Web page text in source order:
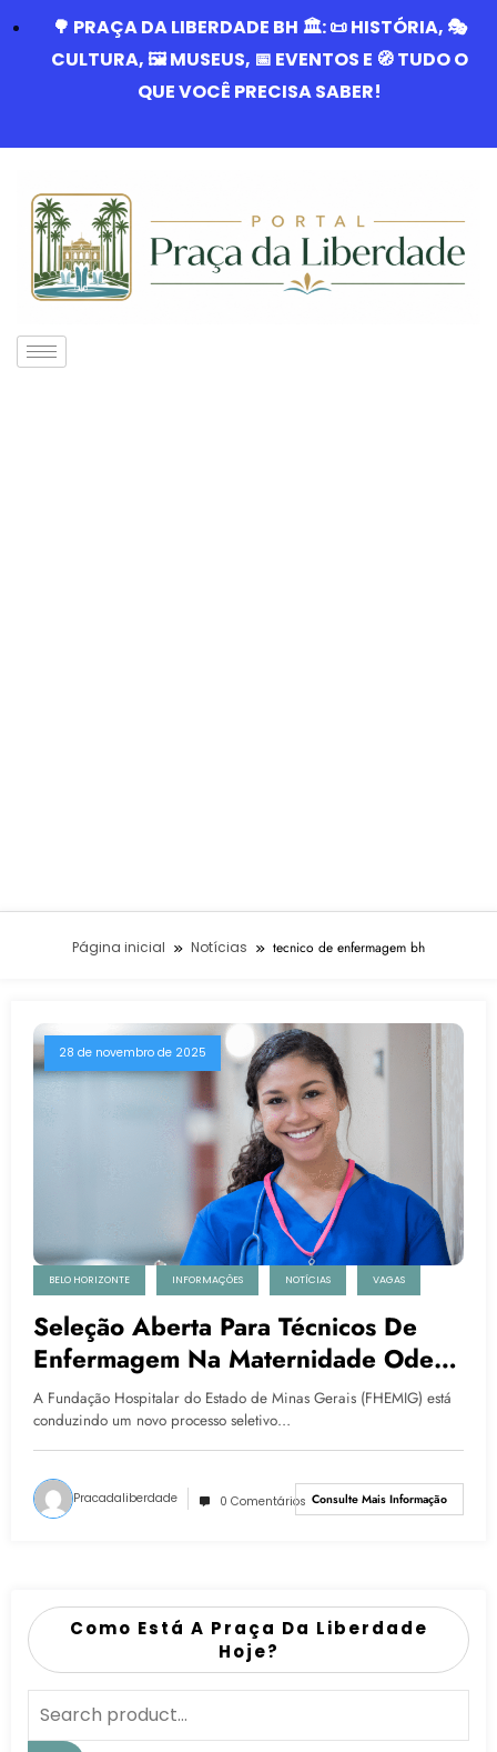
🌳 PRAÇA DA LIBERDADE BH 🏛️: 📜 HISTÓRIA, 🎭
CULTURA, 🖼️ MUSEUS, 📅 EVENTOS E 🧭 TUDO O
QUE VOCÊ PRECISA SABER!
Página inicial Notícias tecnico de enfermagem bh
28 de novembro de 2025
BELO HORIZONTE INFORMAÇÕES NOTÍCIAS VAGAS
Seleção Aberta Para Técnicos De
Enfermagem Na Maternidade Odete
Valadares Em Belo Horizonte
A Fundação Hospitalar do Estado de Minas Gerais (FHEMIG) está
conduzindo um novo processo seletivo…
Pracadaliberdade 0 Comentários Consulte Mais Informação
Como Está A Praça Da Liberdade
Hoje?